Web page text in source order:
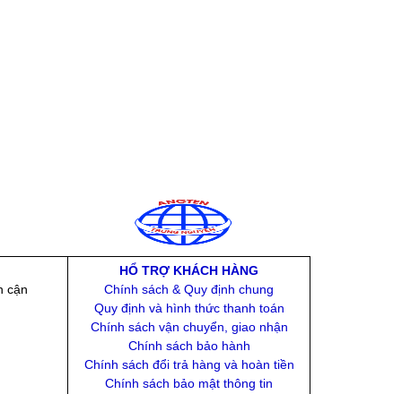
cận
HỔ TRỢ KHÁCH HÀNG
Chính sách & Quy định chung
Quy định và hình thức thanh toán
Chính sách vận chuyển, giao nhận
Chính sách bảo hành
Chính sách đổi trả hàng và hoàn tiền
Chính sách bảo mật thông tin